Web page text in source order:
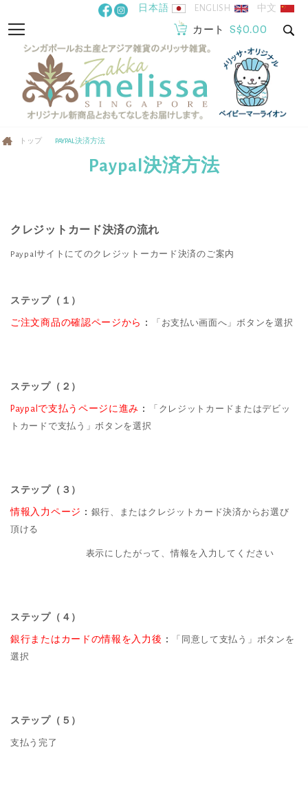
ン
ッ
ビ
呼
ぶ
カート S$0.00
日本語 ENGLISH 中文
トップ PAYPAL決済方法
Paypal決済方法
クレジットカード決済の流れ
Paypalサイトにてのクレジットーカード決済のご案内
ステップ（１）
ご注文商品の確認ページから ： 「お支払い画面へ」ボタンを選択
ステップ（２）
Paypalで支払うページに進み ：
「クレジットカードまたはデビッ
トカードで支払う」ボタンを選択
ステップ（３）
情報入力ページ ： 銀行、またはクレジットカード決済からお選び
頂ける
表示にしたがって、情報を入力してください
ステップ（４）
銀行またはカードの情報を入力後 ：
「同意して支払う」ボタンを
選択
ステップ（５）
支払う完了